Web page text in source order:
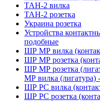
ТАН-2 вилка
ТАН-2 розетка
Украина розетка
Устройства
подобные
ШР МР вилка
ШР МР розетка
ШР МР розетка
МР вилка (лигатура)
ШР РС вилка
ШР РС розетка